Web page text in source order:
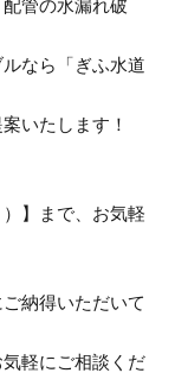
管の水漏れ破
なら「ぎふ水道
いたします！
）】まで、お気軽
納得いただいて
軽にご相談くだ